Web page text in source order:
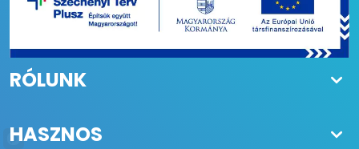
RÓLUNK
HASZNOS